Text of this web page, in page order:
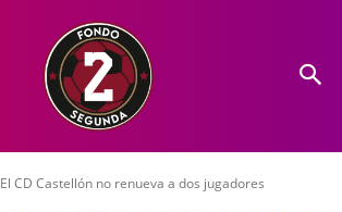
El CD Castellón no renueva a dos jugadores